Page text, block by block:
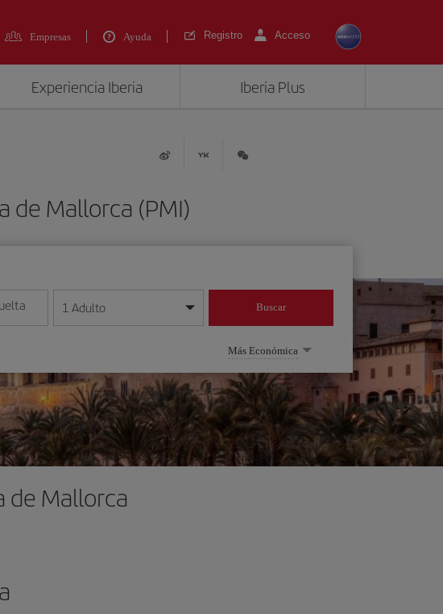
Empresas Ayuda Registro Acceso
Experiencia Iberia Iberia Plus
de Mallorca (PMI)
añoen formato día/mes/año
1 Adulto Buscar
Más Económica
de Mallorca